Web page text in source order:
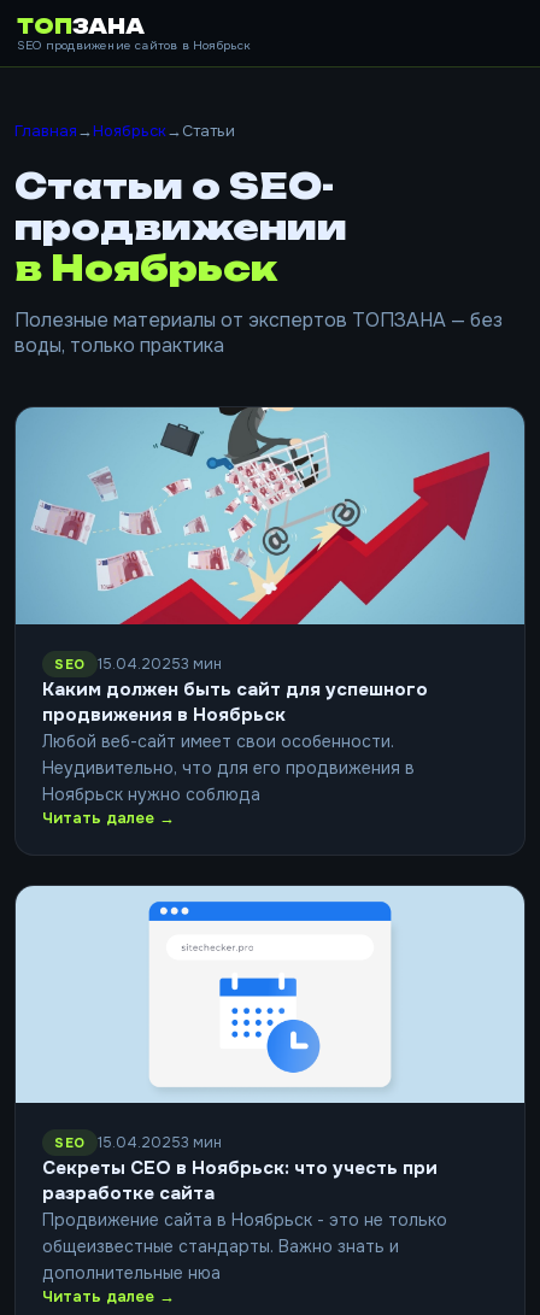
ТОП ЗАНА
SEO продвижение сайтов в Ноябрьск
Главная→Ноябрьск→Статьи
Статьи о SEO-
продвижении
в Ноябрьск
Полезные материалы от экспертов ТОПЗАНА — без
воды, только практика
SEO 15.04.20253 мин
Каким должен быть сайт для успешного
продвижения в Ноябрьск
Любой веб-сайт имеет свои особенности.
Неудивительно, что для его продвижения в
Ноябрьск нужно соблюда
Читать далее →
SEO 15.04.20253 мин
Секреты СЕО в Ноябрьск: что учесть при
разработке сайта
Продвижение сайта в Ноябрьск - это не только
общеизвестные стандарты. Важно знать и
дополнительные нюа
Читать далее →